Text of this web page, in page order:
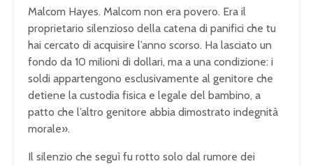
Malcom Hayes. Malcom non era povero. Era il
proprietario silenzioso della catena di panifici che tu
hai cercato di acquisire l’anno scorso. Ha lasciato un
fondo da 10 milioni di dollari, ma a una condizione: i
soldi appartengono esclusivamente al genitore che
detiene la custodia fisica e legale del bambino, a
patto che l’altro genitore abbia dimostrato indegnità
morale».
Il silenzio che seguì fu rotto solo dal rumore dei